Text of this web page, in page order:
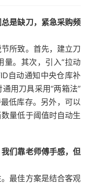
是缺刀，紧急采购频
所致。首先，建立刀
量。其次，引入“拉动
自动通知中央仓库补
用刀具采用“两箱法”
低库存。另外，可以
量低于阈值时自动生
们靠老师傅手感，但
最佳方案是结合客观